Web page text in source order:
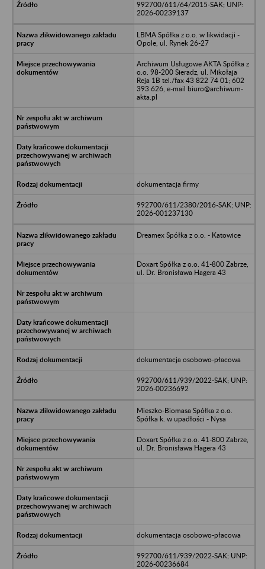
992700/611/64/2015-SAK; UNP:
2026-00239137
LBMA Spółka z o.o. w likwidacji -
Opole, ul. Rynek 26-27
Archiwum Usługowe AKTA Spółka z
o.o. 98-200 Sieradz, ul. Mikołaja
Reja 1B tel./fax 43 822 74 01; 602
393 626, e-mail biuro@archiwum-
akta.pl
dokumentacja firmy
992700/611/2380/2016-SAK; UNP:
2026-001237130
Dreamex Spółka z o.o. - Katowice
Doxart Spółka z o.o. 41-800 Zabrze,
ul. Dr. Bronisława Hagera 43
dokumentacja osobowo-płacowa
992700/611/939/2022-SAK; UNP:
2026-00236692
Mieszko-Biomasa Spółka z o.o.
Spółka k. w upadłości - Nysa
Doxart Spółka z o.o. 41-800 Zabrze,
ul. Dr. Bronisława Hagera 43
dokumentacja osobowo-płacowa
992700/611/939/2022-SAK; UNP:
2026-00236684